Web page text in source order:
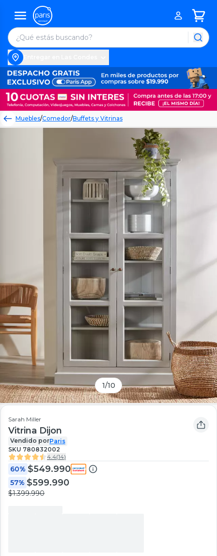
Muebles/Comedor/Buffets y Vitrinas
1/10
Sarah Miller
Vitrina Dijon
Vendido porParis
SKU 780832002
4.4(14)
60% $549.990
57% $599.990
$1.399.990